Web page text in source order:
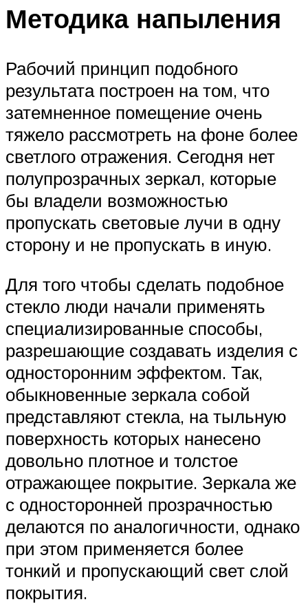
Методика напыления
Рабочий принцип подобного
результата построен на том, что
затемненное помещение очень
тяжело рассмотреть на фоне более
светлого отражения. Сегодня нет
полупрозрачных зеркал, которые
бы владели возможностью
пропускать световые лучи в одну
сторону и не пропускать в иную.
Для того чтобы сделать подобное
стекло люди начали применять
специализированные способы,
разрешающие создавать изделия с
односторонним эффектом. Так,
обыкновенные зеркала собой
представляют стекла, на тыльную
поверхность которых нанесено
довольно плотное и толстое
отражающее покрытие. Зеркала же
с односторонней прозрачностью
делаются по аналогичности, однако
при этом применяется более
тонкий и пропускающий свет слой
покрытия.